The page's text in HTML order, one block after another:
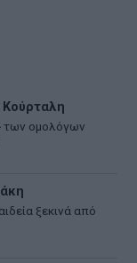
Κούρταλη
των ομολόγων
ξεκινά από